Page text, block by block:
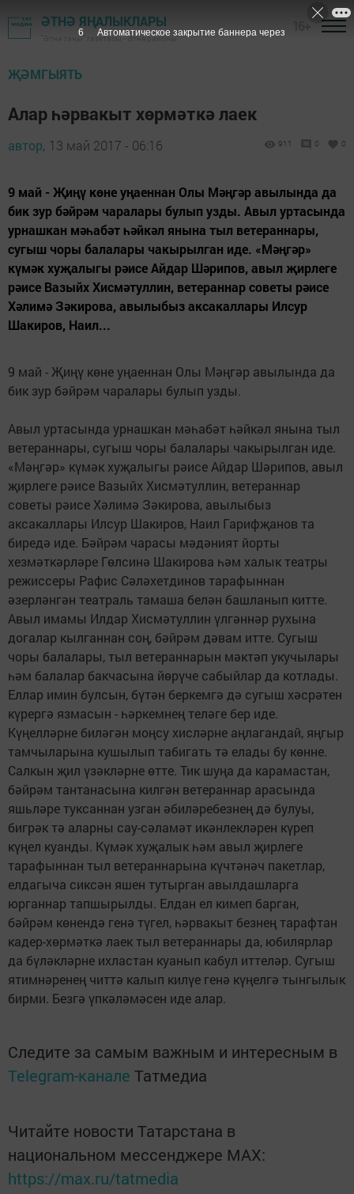
ӘТНӘ ЯҢАЛЫКЛАРЫ
"Әтнә таңы" газетасы - Әтнә районы
ҖӘМГЫЯТЬ
Алар һәрвакыт хөрмәткә лаек
автор, 13 май 2017 - 06:16 911 0 0
9 май - Җиңү көне уңаеннан Олы Мәңгәр авылында да
бик зур бәйрәм чаралары булып узды. Авыл уртасында
урнашкан мәһабәт һәй­кәл янына тыл ветеран­нары,
сугыш чоры балалары чакырылган иде. «Мәңгәр»
күмәк ху­җалыгы рәисе Айдар Шә­рипов, авыл җирлеге
рәисе Вазыйх Хисмәтуллин, ветераннар советы рәи­се
Хәлимә Зәкирова, авы­лыбыз аксакаллары Илсур
Шакиров, Наил...
9 май - Җиңү көне уңаеннан Олы Мәңгәр авылында да
бик зур бәйрәм чаралары булып узды.
Авыл уртасында урнашкан мәһабәт һәй­кәл янына тыл
ветеран­нары, сугыш чоры балалары чакырылган иде.
«Мәңгәр» күмәк ху­җалыгы рәисе Айдар Шә­рипов, авыл
җирлеге рәисе Вазыйх Хисмәтуллин, ветераннар
советы рәи­се Хәлимә Зәкирова, авы­лыбыз
аксакаллары Илсур Шакиров, Наил Гарифҗанов та
биредә иде. Бәйрәм чарасы мәдәният йорты
хезмәткәрләре Гөлсинә Шакирова һәм халык театры
режиссеры Рафис Сәләхетдинов тарафыннан
әзерләнгән театраль тамаша белән башланып китте.
Авыл имамы Илдар Хисмәтуллин үлгәннәр рухына
догалар кылганнан соң, бәйрәм дәвам итте. Сугыш
чоры балалары, тыл ветераннарын мәктәп укучылары
һәм балалар бакчасына йөрүче сабыйлар да котлады.
Еллар имин булсын, бүтән беркемгә дә сугыш хәс­рәтен
күрергә язмасын - һәркемнең теләге бер иде.
Күңелләрне биләгән моңсу хисләрне аңлагандай, яңгыр
тамчыларына кушылып табигать тә елады бу көнне.
Салкын җил үзәкләрне өтте. Тик шуңа да карамастан,
бәйрәм тантанасына килгән ветераннар арасында
яшьләре туксаннан узган әбиләребезнең дә булуы,
бигрәк тә аларны сау-сәламәт икәнлекләрен күреп
күңел куанды. Күмәк хуҗалык һәм авыл җирлеге
тарафыннан тыл ветераннарына күчтәнәч пакетлар,
елдагыча сиксән яшен тутырган авылдашларга
юрганнар тапшырылды. Елдан ел кимеп барган,
бәйрәм көнендә генә түгел, һәрвакыт безнең тарафтан
кадер-хөрмәткә лаек тыл ветераннары да, юбилярлар
да бүләкләрне ихластан куанып кабул иттеләр. Сугыш
ятимнәренең читтә калып килүе генә күңелгә тынгылык
бирми. Безгә үпкәләмәсен иде алар.
Следите за самым важным и интересным в
Telegram-канале Татмедиа
Читайте новости Татарстана в
национальном мессенджере MАХ:
https://max.ru/tatmedia
5 Автоматическое закрытие баннера через